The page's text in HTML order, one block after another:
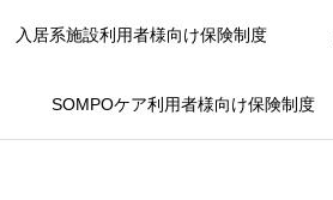
入居系施設利用者様向け保険制度
SOMPOケア利用者様向け保険制度